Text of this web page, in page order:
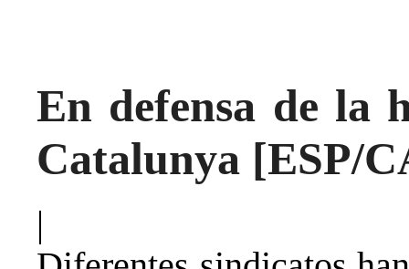
En defensa de la
Catalunya [ESP/
|